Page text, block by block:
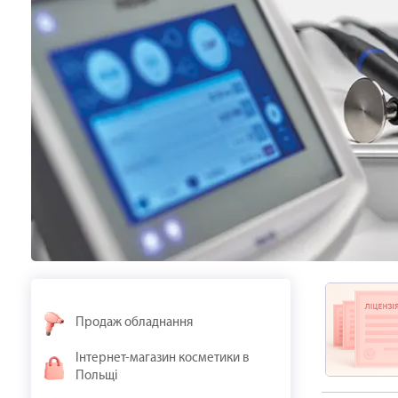
Продаж обладнання
Інтернет-магазин косметики в
Польщі